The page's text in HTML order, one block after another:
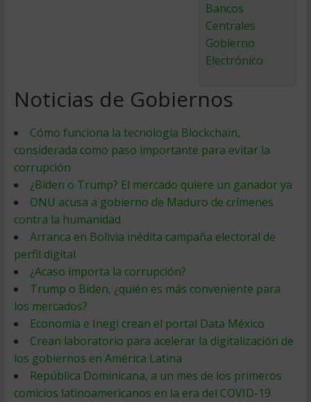
Bancos
Centrales
Gobierno
Electrónico
Noticias de Gobiernos
Cómo funciona la tecnología Blockchain,
considerada como paso importante para evitar la
corrupción
¿Biden o Trump? El mercado quiere un ganador ya
ONU acusa a gobierno de Maduro de crímenes
contra la humanidad
Arranca en Bolivia inédita campaña electoral de
perfil digital
¿Acaso importa la corrupción?
Trump o Biden, ¿quién es más conveniente para
los mercados?
Economía e Inegi crean el portal Data México
Crean laboratorio para acelerar la digitalización de
los gobiernos en América Latina
República Dominicana, a un mes de los primeros
comicios latinoamericanos en la era del COVID-19